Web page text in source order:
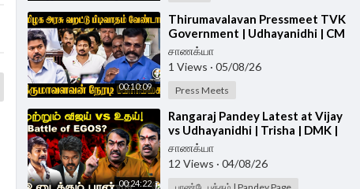
00:10:09
⁣Thirumavalavan Pressmeet TVK
Government | Udhayanidhi | CM
Vijay | VCK
சாணக்யா
1 Views · 05/08/26
Press Meets
00:24:22
⁣Rangaraj Pandey Latest at Vijay
vs Udhayanidhi | Trisha | DMK |
TVK | Stalin | Police | TN Govt
சாணக்யா
12 Views · 04/08/26